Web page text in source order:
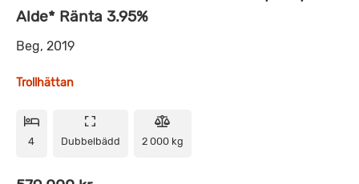
Alde* Ränta 3.95%
Beg, 2019
Trollhättan
4 Dubbelbädd 2 000 kg